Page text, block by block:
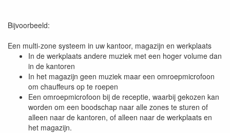
Bijvoorbeeld:
Een multi-zone systeem in uw kantoor, magazijn en werkplaats
In de werkplaats andere muziek met een hoger volume dan
in de kantoren
In het magazijn geen muziek maar een omroepmicrofoon
om chauffeurs op te roepen
Een omroepmicrofoon bij de receptie, waarbij gekozen kan
worden om een boodschap naar alle zones te sturen of
alleen naar de kantoren, of alleen naar de werkplaats en
het magazijn.